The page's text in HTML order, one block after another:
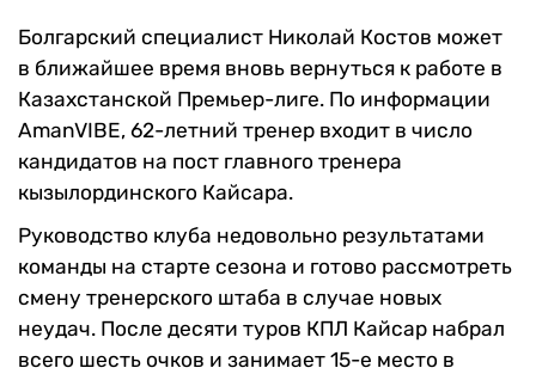
Болгарский специалист Николай Костов может
в ближайшее время вновь вернуться к работе в
Казахстанской Премьер-лиге. По информации
AmanVIBE, 62-летний тренер входит в число
кандидатов на пост главного тренера
кызылординского Кайсара.
Руководство клуба недовольно результатами
команды на старте сезона и готово рассмотреть
смену тренерского штаба в случае новых
неудач. После десяти туров КПЛ Кайсар набрал
всего шесть очков и занимает 15-е место в